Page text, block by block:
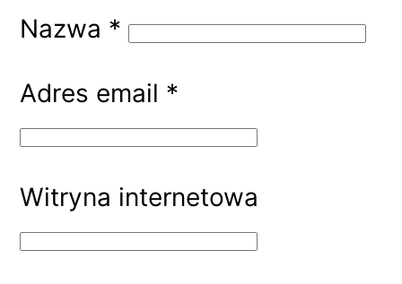
Nazwa *
Adres email *
Witryna internetowa